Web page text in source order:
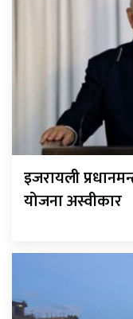
इजरायली
योजना अस्वीकार